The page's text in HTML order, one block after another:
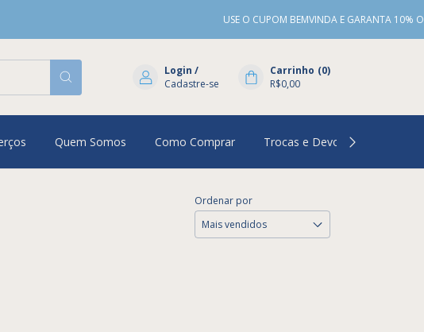
USE O CUPOM BEMVINDA E GARANTA 10% OFF NA
Login /
Cadastre-se
Carrinho (0)
R$0,00
Quem Somos Como Comprar Trocas e Devoluções
Ordenar por